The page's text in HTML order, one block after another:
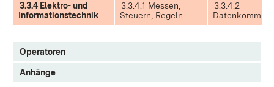
3.3.4 Elektro- und
Informationstechnik
3.3.4.1 Messen,
Steuern, Regeln
3.3.4.2
Operatoren
Anhänge